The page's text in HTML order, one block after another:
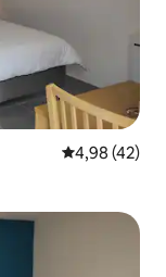
Gemiddelde
4,98 (42)